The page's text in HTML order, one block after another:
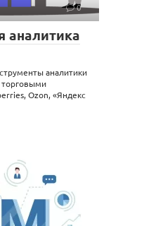
0
аналитика
аналитики
Ozon, «Яндекс